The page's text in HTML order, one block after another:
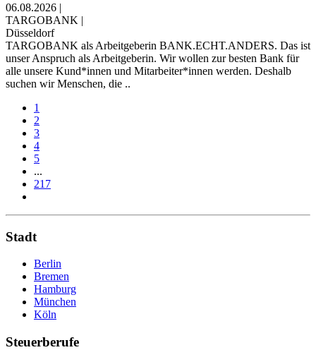
06.08.2026 |
TARGOBANK |
Düsseldorf
TARGOBANK als Arbeitgeberin BANK.ECHT.ANDERS. Das ist
unser Anspruch als Arbeitgeberin. Wir wollen zur besten Bank für
alle unsere Kund*innen und Mitarbeiter*innen werden. Deshalb
suchen wir Menschen, die ..
1
2
3
4
5
...
217
Stadt
Berlin
Bremen
Hamburg
München
Köln
Steuerberufe